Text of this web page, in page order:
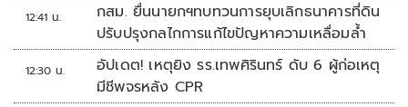
12:41 น.
กสม. ยื่นนายกฯทบทวนการยุบเลิกธนาคารที่ดิน
ปรับปรุงกลไกการแก้ไขปัญหาความเหลื่อมล้ำ
12:30 น.
อัปเดต! เหตุยิง รร.เทพศิรินทร์ ดับ 6 ผู้ก่อเหตุ
มีชีพจรหลัง CPR